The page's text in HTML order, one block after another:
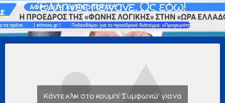
Έλληνες πεινάνε. Ως εδώ!
Κάντε κλικ στο κουμπί 'Συμφωνώ' για να